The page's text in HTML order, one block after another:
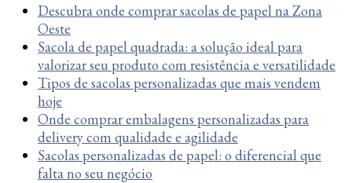
Descubra onde comprar sacolas de papel na Zona
Oeste
Sacola de papel quadrada: a solução ideal para
valorizar seu produto com resistência e versatilidade
Tipos de sacolas personalizadas que mais vendem
hoje
Onde comprar embalagens personalizadas para
delivery com qualidade e agilidade
Sacolas personalizadas de papel: o diferencial que
falta no seu negócio